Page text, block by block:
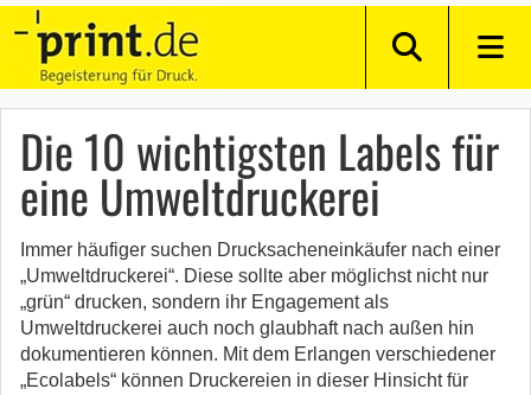
Die 10 wichtigsten Labels für
eine Umweltdruckerei
Immer häufiger suchen Drucksacheneinkäufer nach einer
„Umweltdruckerei“. Diese sollte aber möglichst nicht nur
„grün“ drucken, sondern ihr Engagement als
Umweltdruckerei auch noch glaubhaft nach außen hin
dokumentieren können. Mit dem Erlangen verschiedener
„Ecolabels“ können Druckereien in dieser Hinsicht für